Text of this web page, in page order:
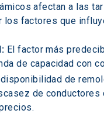
afectan a las
los factores que
El factor más
de capacidad con
de
de